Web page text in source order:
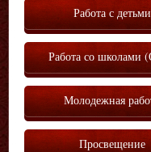
Работа с детьми
Работа со школами
Молодежная
Просвещение